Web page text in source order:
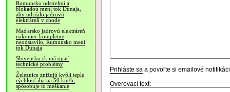
Rumunsko odstrelmi a
blokádou mení tok Dunaja,
aby udržalo jadrovú
elektráreň v chode
Maďarsko jadrovú elektráreň
nakoniec kompletne
neodstavilo, Rumunsko mení
tok Dunaja
Slovensko.sk má opäť
technické problémy
Železnice znižujú kvôli teplu
rýchlosť iba na 50 km/h,
spôsobuje to meškanie
Prihláste sa a povoľte si emailové
Overovací text: